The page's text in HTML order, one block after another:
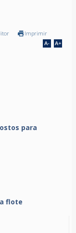
Imprimir
para
flote